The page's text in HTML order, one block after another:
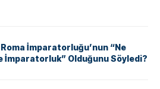
İmparatorluğu’nun “Ne
İmparatorluk” Olduğunu Söyledi?